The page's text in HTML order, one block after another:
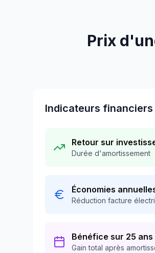
Prix
Indicateurs financiers
Retour sur
Durée d'amortissement
Économies
Réduction facture
Bénéfice sur 25 ans
Gain total après